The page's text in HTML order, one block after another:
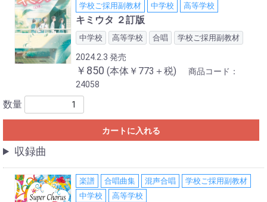
学校ご採用副教材
中学校 高等学校
キミウタ ２訂版
中学校 高等学校 合唱 学校ご採用副教材
2024.2.3 発売
￥850 (本体￥773＋税)
商品コード：
24058
数量
カートに入れる
収録曲
楽譜 合唱曲集 混声合唱
学校ご採用副教材
中学校
高等学校